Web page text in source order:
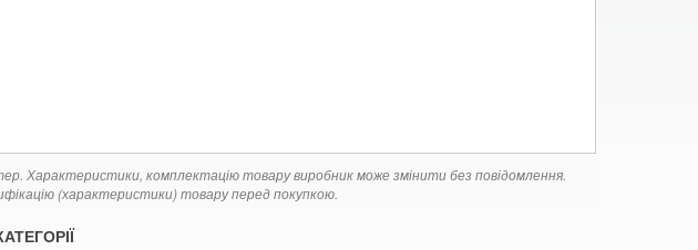
Характеристики, комплектацію товару виробник може змінити без повідомлення.
(характеристики) товару перед покупкою.